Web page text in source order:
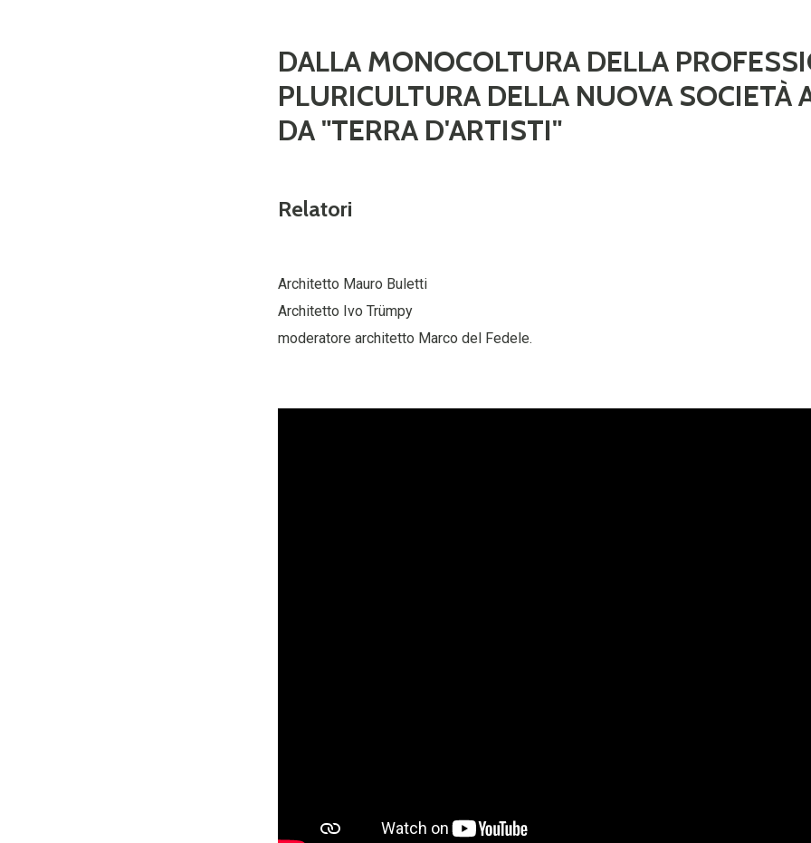
DALLA MONOCOLTURA DELLA
PLURICULTURA DELLA NUOVA SOCIETÀ
DA "TERRA D'ARTISTI"
Relatori
Architetto Mauro Buletti
Architetto Ivo Trümpy
moderatore architetto Marco del Fedele.